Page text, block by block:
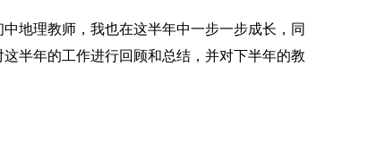
理教师，我也在这半年中一步一步成长，同
半年的工作进行回顾和总结，并对下半年的教